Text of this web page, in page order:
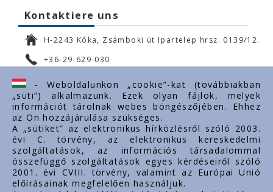
Kontaktiere uns
H-2243 Kóka, Zsámboki út Ipartelep hrsz. 0139/12.
+36-29-629-030
ertekesites@styron.hu
export@styron.hu
www.styron.hu
Important links
- Weboldalunkon „cookie”-kat (továbbiakban
„süti”) alkalmazunk. Ezek olyan fájlok, melyek
információt tárolnak webes böngészőjében. Ehhez
az Ön hozzájárulása szükséges.
A „sütiket” az elektronikus hírközlésről szóló 2003.
évi C. törvény, az elektronikus kereskedelmi
szolgáltatások, az információs társadalommal
összefüggő szolgáltatások egyes kérdéseiről szóló
2001. évi CVIII. törvény, valamint az Európai Unió
előírásainak megfelelően használjuk.